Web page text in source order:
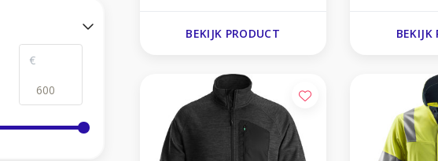
BEKIJK PRODUCT BEKIJK
€